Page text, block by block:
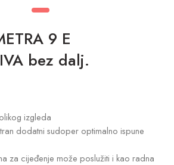
9 E
bez dalj.
izgleda
dodatni sudoper optimalno ispune
za cijeđenje može poslužiti i kao radna